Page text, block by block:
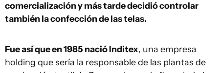
comercialización y más tarde decidió controlar
también la confección de las telas.
Fue así que en 1985 nació Inditex, una empresa
holding que sería la responsable de las plantas de